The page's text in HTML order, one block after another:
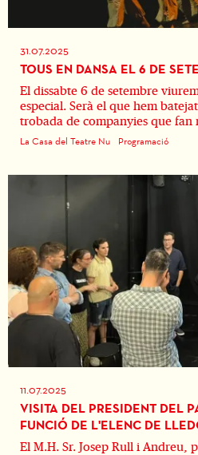
31.07.2025
TOUS EN DANSA EL 6 DE
El dissabte 6 de setembre
especial. Serà el que hem
trobada de companyies que fan
La Casa del Teatre Nu Programació
11.07.2025
VISITA DEL PRESIDENT DEL
FUNCIÓ DE L'ELENC DE
El M.H. Sr. Josep Rull i Andreu,